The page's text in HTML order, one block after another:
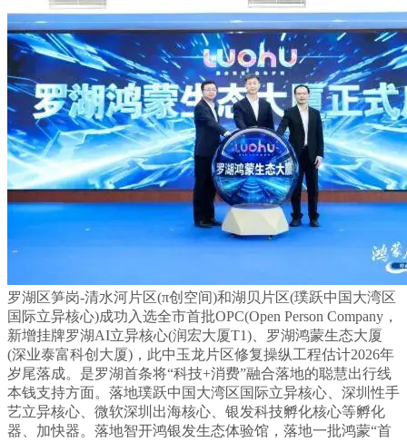
罗湖区笋岗-清水河片区(π创空间)和湖贝片区(璞跃中国大湾区
国际立异核心)成功入选全市首批OPC(Open Person Company，
新增挂牌罗湖AI立异核心(润宏大厦T1)、罗湖鸿蒙生态大厦
(深业泰富科创大厦)，此中玉龙片区修复操纵工程估计2026年
岁尾落成。是罗湖首条将“科技+消费”融合落地的聪慧出行线
本钱支持方面。落地璞跃中国大湾区国际立异核心、深圳性手
艺立异核心、微软深圳出海核心、银发科技孵化核心等孵化
器、加快器。落地智开鸿银发生态体验馆，落地一批鸿蒙“首